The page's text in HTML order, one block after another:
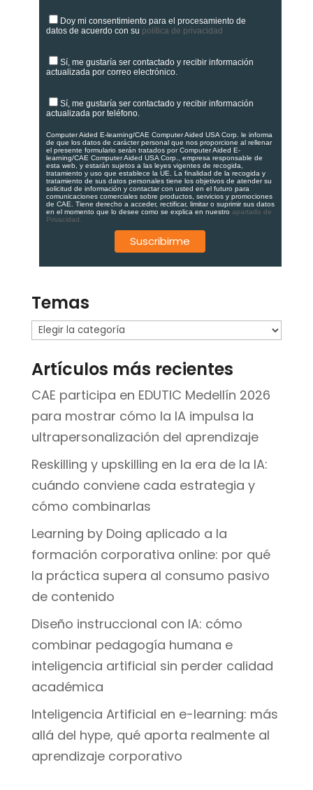
Doy mi consentimiento para el procesamiento de
datos de acuerdo con su política de privacidad
Sí, me gustaría ser contactado y recibir información
actualizada por correo electrónico.
Sí, me gustaría ser contactado y recibir información
actualizada por teléfono.
Computer Aided E-learning/CAE Computer Aided USA Corp. le informa
de que los datos de carácter personal que nos proporcione al rellenar
el presente formulario serán tratados por Computer Aided E-
learning/CAE Computer Aided USA Corp., empresa responsable de
esta web, y estarán sujetos a las leyes vigentes de recogida,
tratamiento y uso que establece la UE. La finalidad de la recogida y
tratamiento de sus datos personales tiene los objetivos de atender su
solicitud de información y contactar con usted en el futuro para
comunicaciones comerciales sobre productos, servicios y promociones
de CAE. Tiene derecho a acceder, rectificar, limitar o suprimir sus datos
en el momento que lo desee como se explica en nuestro apartado de
Privacidad.
Temas
Temas
Artículos más recientes
CAE participa en EDUTIC Medellín 2026
para mostrar cómo la IA impulsa la
ultrapersonalización del aprendizaje
Reskilling y upskilling en la era de la IA:
cuándo conviene cada estrategia y
cómo combinarlas
Learning by Doing aplicado a la
formación corporativa online: por qué
la práctica supera al consumo pasivo
de contenido
Diseño instruccional con IA: cómo
combinar pedagogía humana e
inteligencia artificial sin perder calidad
académica
Inteligencia Artificial en e-learning: más
allá del hype, qué aporta realmente al
aprendizaje corporativo